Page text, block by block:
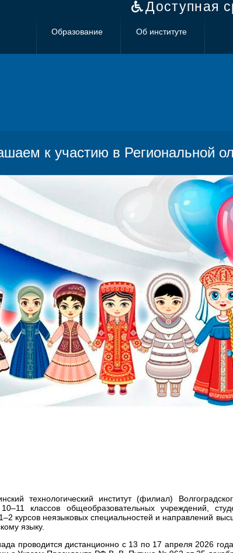
Доступная
Образование Об институте
к участию в Региональной
технологический институт (филиал)
классов общеобразовательных учреждений,
курсов неязыковых специальностей и направлений
языку.
проводится дистанционно с 13 по 17 апреля 2026